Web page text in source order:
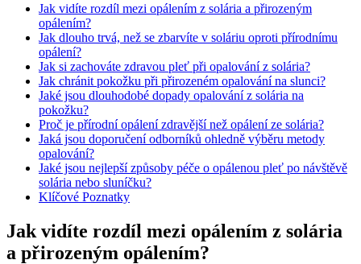
Jak vidíte rozdíl mezi opálením z solária a přirozeným
opálením?
Jak dlouho trvá, než se zbarvíte v soláriu oproti přírodnímu
opálení?
Jak si zachováte zdravou pleť při opalování z solária?
Jak chránit pokožku při přirozeném opalování na slunci?
Jaké jsou dlouhodobé dopady opalování z solária na
pokožku?
Proč je přírodní opálení zdravější než opálení ze solária?
Jaká jsou doporučení odborníků ohledně výběru metody
opalování?
Jaké jsou nejlepší způsoby péče o opálenou pleť po návštěvě
solária nebo sluníčku?
Klíčové Poznatky
Jak vidíte rozdíl mezi opálením z solária
a přirozeným opálením?